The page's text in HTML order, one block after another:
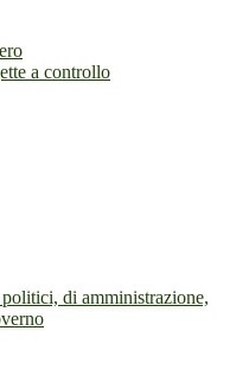
a controllo
di amministrazione,